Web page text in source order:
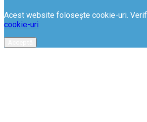
Acest website folosește cookie-uri.
cookie-uri